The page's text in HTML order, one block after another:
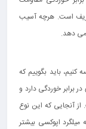
است. هرچه آسیب
می‌ دهد.
کنیم، باید بگوییم که
برابر خوردگی دارد و
از آنجایی که این نوع
اپوکسی بیشتر